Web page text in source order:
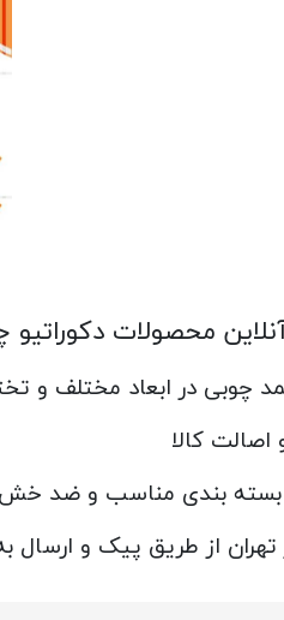
محصولات دکوراتیو
چوبی در ابعاد مختلف و
کالا
بسته بندی مناسب و ضد خش
تهران از طریق پیک و